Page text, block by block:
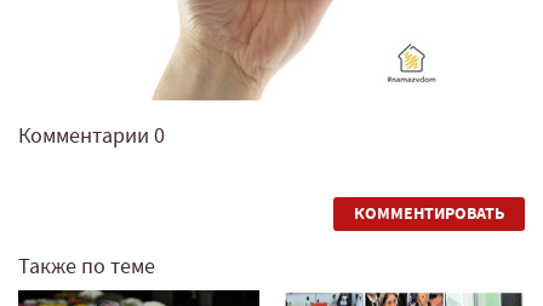
Комментарии 0
КОММЕНТИРОВАТЬ
Также по теме